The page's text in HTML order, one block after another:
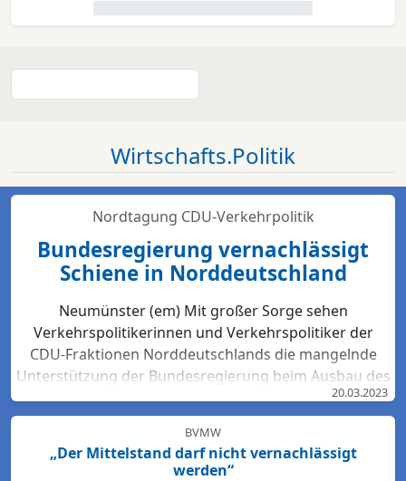
Wirtschafts.Politik
Nordtagung CDU-Verkehrpolitik
Bundesregierung vernachlässigt
Schiene in Norddeutschland
Neumünster (em) Mit großer Sorge sehen
Verkehrspolitikerinnen und Verkehrspolitiker der
CDU-Fraktionen Norddeutschlands die mangelnde
Unterstützung der Bundesregierung beim Ausbau des
Bahn-Netzes. Hartmut Bodeit, mobilitätspolitischer
Sprecher der bremischen CDUBürgerschaftsfraktion,
betont: „Die neuesten Bewertungen der DB Netz AG
lassen keinen Zweifel: Das Schienennetz ist in der
20.03.2023
BVMW
„Der Mittelstand darf nicht vernachlässigt
werden“